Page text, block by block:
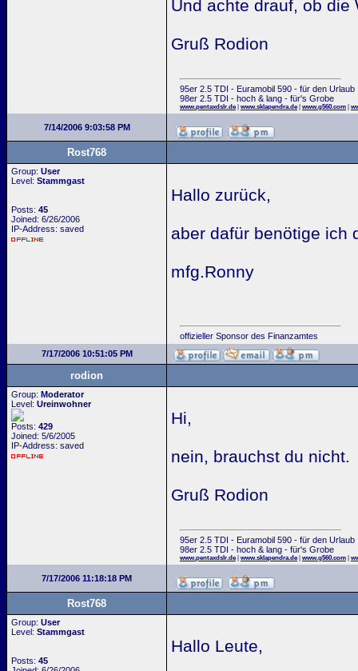
Und achte drauf, ob die
Gruß Rodion
95er 2.5 TDI - Euramobil 590 - für den Urlaub
98er 2.5 TDI - hoch & lang - für's Grobe
www.pentaxdslr.de www.sklapendra.de www.g560.com
7/14/2006 9:03:58 PM
Rost768
Group: User
Level: Stammgast
Posts: 45
Joined: 6/26/2006
IP-Address: saved
Hallo zurück,
aber dafür benötige ich
mfg.Ronny
offizieller Sponsor des Finanzamtes
7/17/2006 10:51:05 PM
rodion
Group: Moderator
Level: Ureinwohner
Posts: 429
Joined: 5/6/2005
IP-Address: saved
Hi,
nein, brauchst du nicht.
Gruß Rodion
95er 2.5 TDI - Euramobil 590 - für den Urlaub
98er 2.5 TDI - hoch & lang - für's Grobe
www.pentaxdslr.de www.sklapendra.de www.g560.com
7/17/2006 11:18:18 PM
Rost768
Group: User
Level: Stammgast
Posts: 45
Hallo Leute,